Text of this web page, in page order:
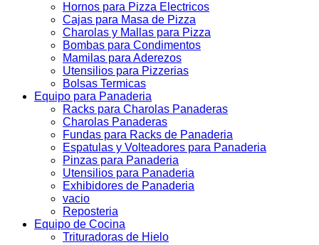
Hornos para Pizza Electricos
Cajas para Masa de Pizza
Charolas y Mallas para Pizza
Bombas para Condimentos
Mamilas para Aderezos
Utensilios para Pizzerias
Bolsas Termicas
Equipo para Panaderia
Racks para Charolas Panaderas
Charolas Panaderas
Fundas para Racks de Panaderia
Espatulas y Volteadores para Panaderia
Pinzas para Panaderia
Utensilios para Panaderia
Exhibidores de Panaderia
vacio
Reposteria
Equipo de Cocina
Trituradoras de Hielo